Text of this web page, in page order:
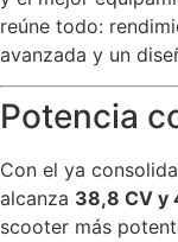
reúne todo:
avanzada y un
Potencia
Con el ya
alcanza 38,8 CV y
scooter más